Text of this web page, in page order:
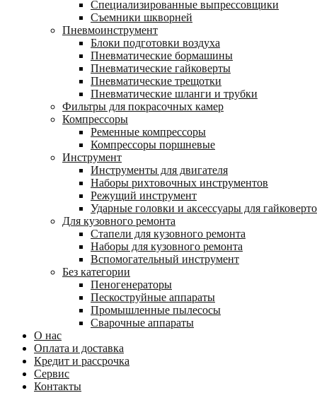
Специализированные выпрессовщики
Cъемники шкворней
Пневмоинструмент
Блоки подготовки воздуха
Пневматические бормашины
Пневматические гайковерты
Пневматические трещотки
Пневматические шланги и трубки
Фильтры для покрасочных камер
Компрессоры
Ременные компрессоры
Компрессоры поршневые
Инструмент
Инструменты для двигателя
Наборы рихтовочных инструментов
Режущий инструмент
Ударные головки и аксессуары для
Для кузовного ремонта
Стапели для кузовного ремонта
Наборы для кузовного ремонта
Вспомогательный инструмент
Без категории
Пеногенераторы
Пескоструйные аппараты
Промышленные пылесосы
Сварочные аппараты
О нас
Оплата и доставка
Кредит и рассрочка
Сервис
Контакты